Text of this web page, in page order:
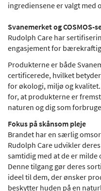
ingrediensene er valgt med
Svanemerket og COSMOS-
Rudolph Care har
engasjement for
Produkterne er både
certificerede, hvilket
for økologi, miljø og
for, at produkterne er
naturen og dig som
Fokus på skånsom pleje
Brandet har en særlig
Rudolph Care udvikler
samtidig med at de er
Denne tilgang gør deres
ideel til dem, der ønsker
beskytter huden på en